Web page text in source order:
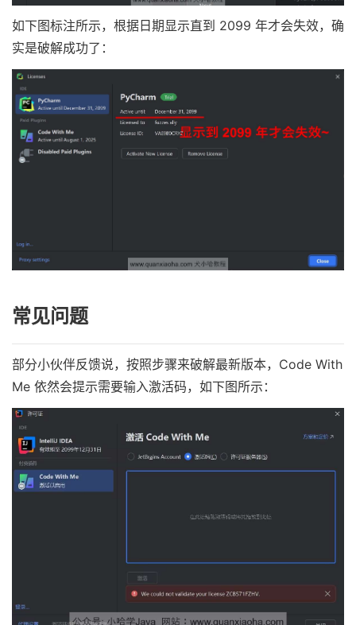
如下图标注所示，根据日期显示直到 2099 年才会失效，确
实是破解成功了：
常见问题
部分小伙伴反馈说，按照步骤来破解最新版本，Code With
Me 依然会提示需要输入激活码，如下图所示：